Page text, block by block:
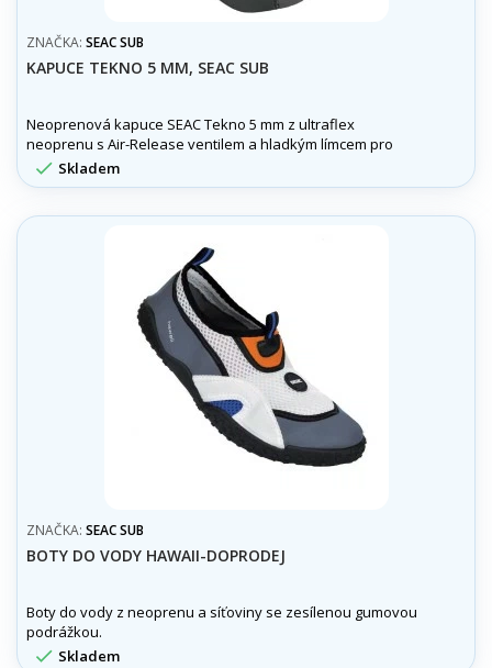
ZNAČKA: SEAC SUB
KAPUCE TEKNO 5 MM, SEAC SUB
Neoprenová kapuce SEAC Tekno 5 mm z ultraflex
neoprenu s Air-Release ventilem a hladkým límcem pro
maximální teplo a komfort při potápění.
 Skladem
ZNAČKA: SEAC SUB
BOTY DO VODY HAWAII-DOPRODEJ
Boty do vody z neoprenu a síťoviny se zesílenou gumovou
podrážkou.
 Skladem